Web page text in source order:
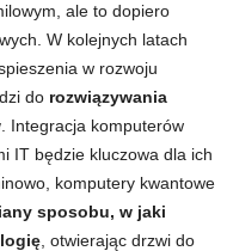
ale to dopiero
W kolejnych latach
w rozwoju
do rozwiązywania
. Integracja komputerów
IT będzie kluczowa dla ich
komputery kwantowe
sposobu, w jaki
, otwierając drzwi do